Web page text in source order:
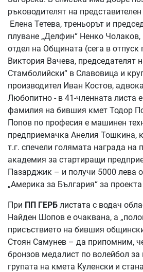
ръководителят на
Елена Тетева, треньорът и
плуване „Делфин“ Ненко
отдел на Общината (сега в отпуск
Виктория Вачева, председателят
Стамболийски“ в Славовица и
производител Иван Костов,
Любопитно - в 41-членната листа
фамилия на бившия кмет Тодор
Попов по професия е машинен
предприемачка Анелия Тошкина,
т.г. спечели голямата награда на
академия за стартиращи
Пазарджик – и получи 5000 лева
„Америка за България“ за
При ПП ГЕРБ листата с водач
Найден Шопов е очаквана, а
присъствието на бившия
Стоян Самунев – да припомним,
бронзов медалист по волейбол
групата на кмета Куленски и